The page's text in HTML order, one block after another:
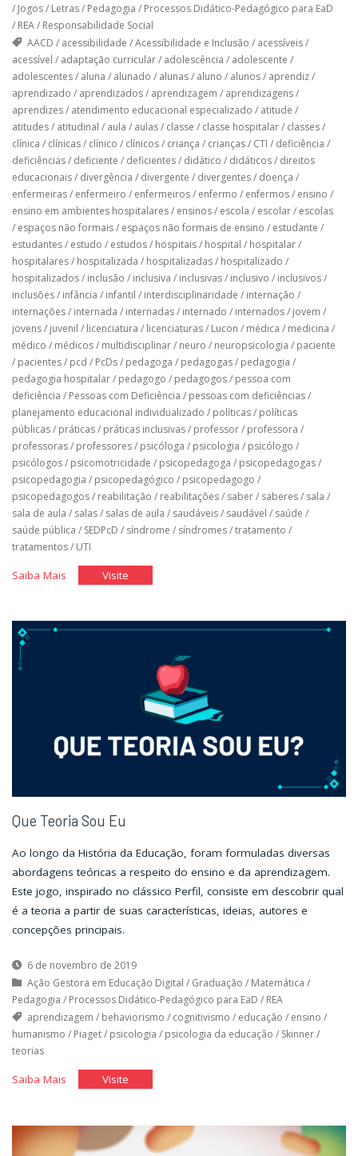
/ Jogos/ Letras/ Pedagogia / Processos Didático-Pedagógico para EaD
/ REA/ Responsabilidade Social
AACD / acessibilidade /Acessibilidade e Inclusão / acessíveis/
acessível / adaptação curricular/ adolescência / adolescente /
adolescentes/ aluna / alunado / alunas/ aluno / alunos/ aprendiz/
aprendizado / aprendizados/ aprendizagem / aprendizagens/
aprendizes/ atendimento educacional especializado / atitude /
atitudes/ atitudinal / aula / aulas/ classe / classe hospitalar/ classes/
clínica / clínicas/ clínico / clínicos/ criança / crianças/ CTI / deficiência /
deficiências/ deficiente / deficientes/ didático / didáticos/ direitos
educacionais/ divergência / divergente / divergentes/ doença /
enfermeiras/ enfermeiro / enfermeiros/ enfermo / enfermos/ ensino /
ensino em ambientes hospitalares/ ensinos/ escola / escolar/ escolas
/ espaços não formais/ espaços não formais de ensino / estudante /
estudantes/ estudo / estudos/ hospitais/ hospital / hospitalar/
hospitalares/ hospitalizada / hospitalizadas/ hospitalizado /
hospitalizados/ inclusão / inclusiva / inclusivas/ inclusivo / inclusivos/
inclusões/ infância / infantil / interdisciplinaridade / internação /
internações/ internada / internadas/ internado / internados/ jovem /
jovens/ juvenil / licenciatura / licenciaturas/ Lucon / médica / medicina /
médico / médicos/ multidisciplinar/ neuro / neuropsicologia / paciente
/ pacientes/ pcd / PcDs/ pedagoga / pedagogas/ pedagogia /
pedagogia hospitalar/ pedagogo / pedagogos/ pessoa com
deficiência / Pessoas com Deficiência / pessoas com deficiências/
planejamento educacional individualizado / políticas/ políticas
públicas/ práticas/ práticas inclusivas/ professor/ professora /
professoras/ professores/ psicóloga / psicologia / psicólogo /
psicólogos/ psicomotricidade / psicopedagoga / psicopedagogas/
psicopedagogia / psicopedagógico / psicopedagogo /
psicopedagogos/ reabilitação / reabilitações/ saber/ saberes/ sala /
sala de aula / salas/ salas de aula / saudáveis/ saudável / saúde /
saúde pública / SEDPcD / síndrome / síndromes/tratamento /
tratamentos/ UTI
Saiba Mais"Classe Visite"Classe
Que Teoria Sou Eu
Ao longo da História da Educação, foram formuladas diversas
abordagens teóricas a respeito do ensino e da aprendizagem.
Este jogo, inspirado no clássico Perfil, consiste em descobrir qual
é a teoria a partir de suas características, ideias, autores e
concepções principais.
6 de novembro de 2019
Ação Gestora em Educação Digital / Graduação / Matemática /
Pedagogia / Processos Didático-Pedagógico para EaD / REA
aprendizagem / behaviorismo / cognitivismo / educação / ensino /
humanismo / Piaget/ psicologia / psicologia da educação / Skinner/
teorias
Saiba Mais"Que
Eu"
Visite"Que
Eu"